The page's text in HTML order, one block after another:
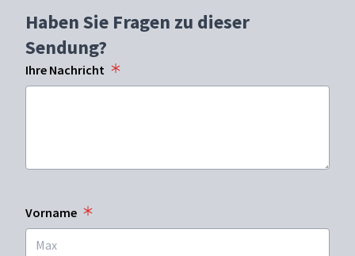
Haben Sie Fragen zu dieser
Sendung?
Ihre Nachricht
Vorname